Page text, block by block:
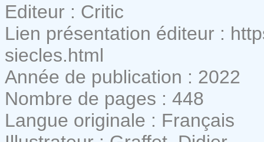
Editeur : Critic
Lien présentation éditeur :
siecles.html
Année de publication : 2022
Nombre de pages : 448
Langue originale : Français